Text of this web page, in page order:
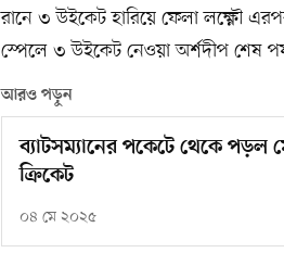
রানে ৩ উইকেট হারিয়ে ফেলা লক্ষ্ণৌ
স্পেলে ৩ উইকেট নেওয়া অর্শদীপ শেষ
আরও পড়ুন
ব্যাটসম্যানের পকেটে থেকে
ক্রিকেট
০৪ মে ২০২৫